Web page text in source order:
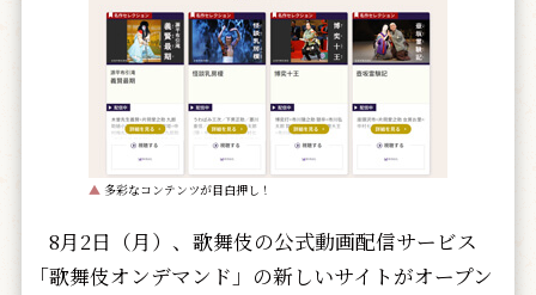
▲ 多彩なコンテンツが目白押し！
8月2日（月）、歌舞伎の公式動画配信サービス
「歌舞伎オンデマンド」の新しいサイトがオープン